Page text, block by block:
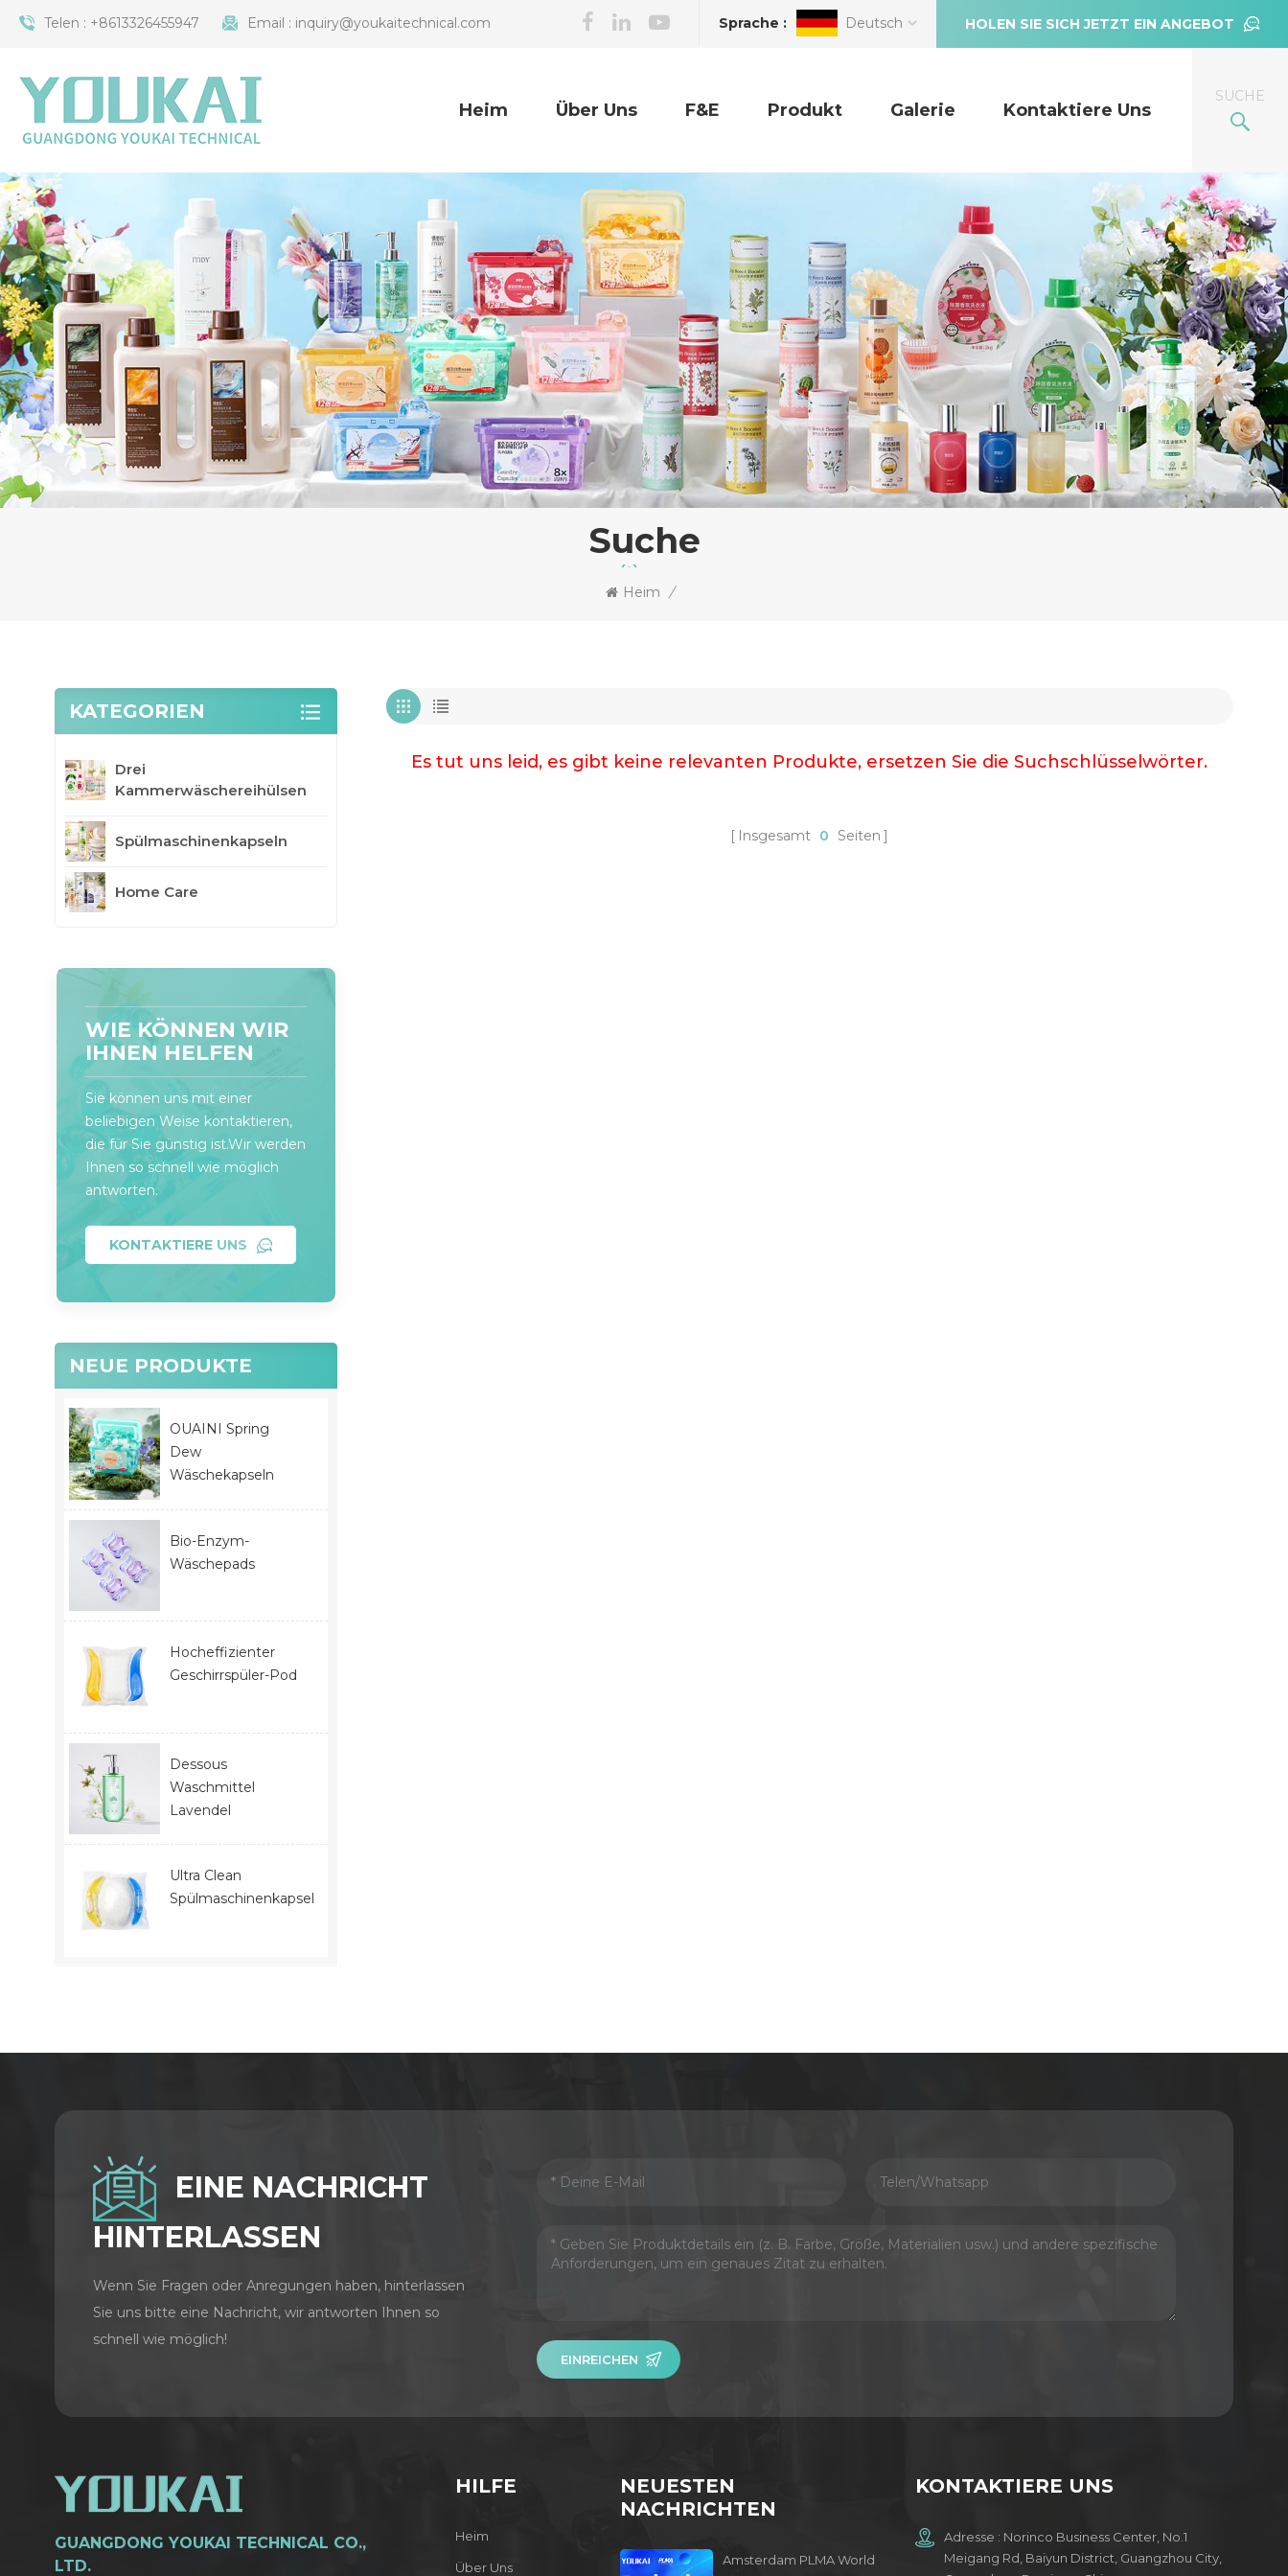
Telen : +8613326455947 Email : inquiry@youkaitechnical.com HOLEN SIE SICH JETZT EIN ANGEBOT
Sprache : Deutsch
SUCHE
Heim Über Uns F&E Produkt Galerie Kontaktiere Uns
Suche
Heim /
Es tut uns leid, es gibt keine relevanten Produkte, ersetzen Sie die Suchschlüsselwörter.
Insgesamt 0 Seiten
KATEGORIEN
Drei
Kammerwäschereihülsen
Spülmaschinenkapseln
Home Care
WIE KÖNNEN WIR
IHNEN HELFEN
Sie können uns mit einer
beliebigen Weise kontaktieren,
die für Sie günstig ist.Wir werden
Ihnen so schnell wie möglich
antworten.
KONTAKTIERE UNS
NEUE PRODUKTE
OUAINI Spring
Dew
Wäschekapseln
Bio-Enzym-
Wäschepads
Hocheffizienter
Geschirrspüler-Pod
Dessous
Waschmittel
Lavendel
Ultra Clean
Spülmaschinenkapseln
EINE NACHRICHT
HINTERLASSEN
Wenn Sie Fragen oder Anregungen haben, hinterlassen
Sie uns bitte eine Nachricht, wir antworten Ihnen so
schnell wie möglich!
EINREICHEN
GUANGDONG YOUKAI TECHNICAL CO.,
LTD.
KONTAKTIERE UNS
Adresse : Norinco Business Center, No.1
Meigang Rd, Baiyun District, Guangzhou City,
HILFE
Heim
Über Uns
NEUESTEN
NACHRICHTEN
Amsterdam PLMA World